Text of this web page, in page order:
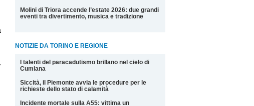
Molini di Triora accende l’estate 2026: due grandi
eventi tra divertimento, musica e tradizione
NOTIZIE DA TORINO E REGIONE
I talenti del paracadutismo brillano nel cielo di
Cumiana
Siccità, il Piemonte avvia le procedure per le
richieste dello stato di calamità
Incidente mortale sulla A55: vittima un